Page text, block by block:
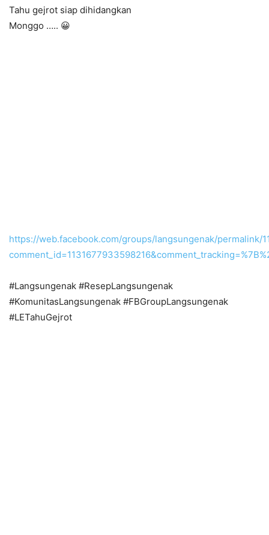
Tahu gejrot siap dihidangkan
Monggo ….. 😀
https://web.facebook.com/groups/langsungenak/permalink/
#Langsungenak #ResepLangsungenak
#KomunitasLangsungenak #FBGroupLangsungenak
#LETahuGejrot